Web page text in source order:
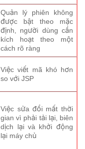
Quản lý phiên không
được bật theo mặc
định, người dùng cần
kích hoạt theo một
cách rõ ràng
Việc viết mã khó hơn
so với JSP
Việc sửa đổi mất thời
gian vì phải tải lại, biên
dịch lại và khởi động
lại máy chủ